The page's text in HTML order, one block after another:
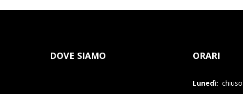
DOVE SIAMO ORARI
Lunedì: chiuso